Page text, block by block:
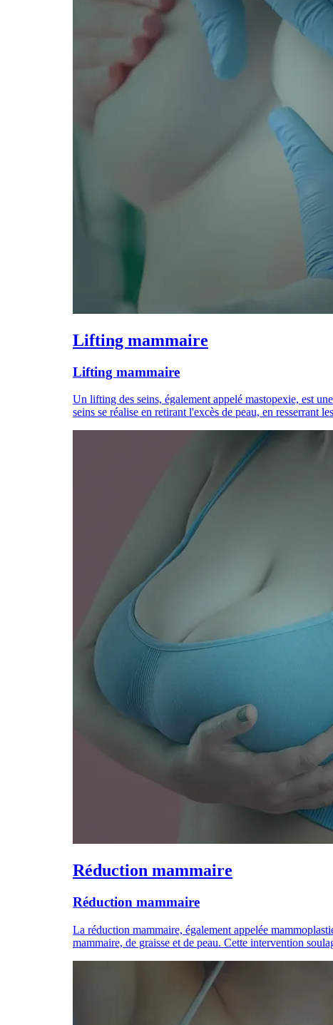
Lifting mammaire
Lifting mammaire
Un lifting des seins, également appelé mastopexie, est
seins se réalise en retirant l'excès de peau, en resserrant
Réduction mammaire
Réduction mammaire
La réduction mammaire, également appelée
mammaire, de graisse et de peau. Cette intervention